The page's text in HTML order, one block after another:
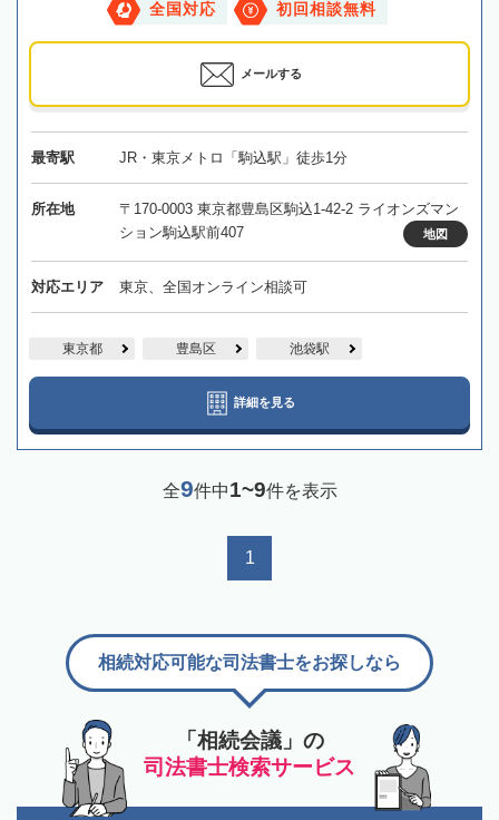
全国対応 初回相談無料
メールする
最寄駅 JR・東京メトロ「駒込駅」徒歩1分
所在地
〒170-0003 東京都豊島区駒込1-42-2 ライオンズマン
ション駒込駅前407
地図
対応エリア 東京、全国オンライン相談可
東京都 豊島区 池袋駅
詳細を見る
全9件中1~9件を表示
1
「相続会議」の
司法書士検索サービス
相続対応可能な司法書士をお探しなら